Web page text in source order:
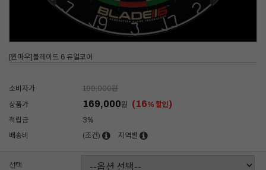
[윈마우]블레이드 6 듀얼코어
소비자가 199,000원
상품가
169,000원 (16% 할인)
적립금
3%
배송비
(조건) 지역별
선택